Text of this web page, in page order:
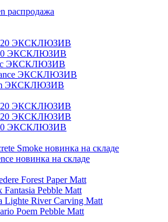
распродажа
ЭКСКЛЮЗИВ
ЭКСКЛЮЗИВ
ЭКСКЛЮЗИВ
ЭКСКЛЮЗИВ
ЭКСКЛЮЗИВ
ЭКСКЛЮЗИВ
ЭКСКЛЮЗИВ
ЭКСКЛЮЗИВ
Smoke новинка на складе
новинка на складе
Forest Paper Matt
Fantasia Pebble Matt
Lighte River Carving Matt
Poem Pebble Matt